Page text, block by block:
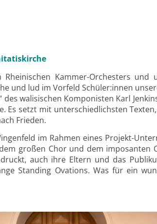
Kammer-Orchesters und
und lud im Vorfeld Schüler:innen
walisischen Komponisten Karl
Es setzt mit unterschiedlichsten
Frieden.
im Rahmen eines Projekt-
großen Chor und dem imposanten
auch ihre Eltern und das
Standing Ovations. Was für ein